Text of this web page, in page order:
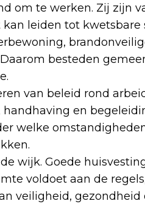
om te werken. Zij zijn
leiden tot kwetsbare
besteden
van beleid rond
en
welke
wijk. Goede
voldoet aan de
veiligheid, gezondheid